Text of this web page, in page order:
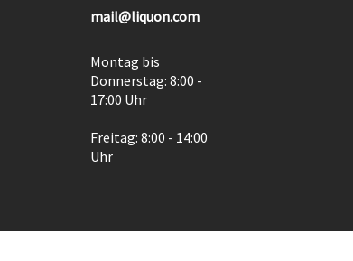
mail@liquon.com
Montag bis
Donnerstag: 8:00 -
17:00 Uhr
Freitag: 8:00 - 14:00
Uhr